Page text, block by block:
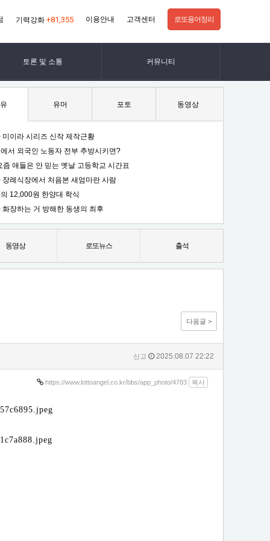
기력강화 +81,355 이용안내 고객센터 로또용어정리
토론 및 소통 커뮤니티
유머 포토 동영상
미이라 시리즈 신작 제작근황
서 외국인 노동자 전부 추방시키면?
즘 애들은 안 믿는 옛날 고등학교 시간표
장례식장에서 처음본 새엄마란 사람
12,000원 한양대 학식
화장하는 거 방해한 동생의 최후
동영상 로또뉴스 출석
다음글 >
신고 2025.08.07 22:22
https://www.lottoangel.co.kr/bbs/app_photo/4783 복사